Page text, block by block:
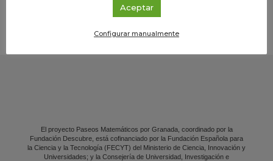
El proyecto Paseos Matemáticos por Granada, coordinado por la
Fundación Descubre, está cofinanciado por la Fundación Española para
la Ciencia y la Tecnología (FECYT) del Ministerio de Ciencia, Innovación y
Universidades; y la Consejería de Universidad, Investigación e
Aceptar
Configurar manualmente